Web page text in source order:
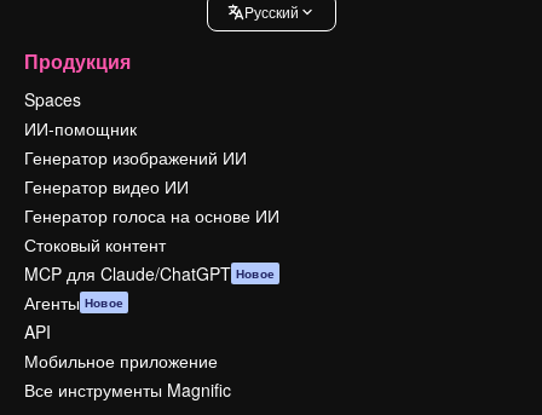
Pусский
Продукция
Spaces
ИИ-помощник
Генератор изображений ИИ
Генератор видео ИИ
Генератор голоса на основе ИИ
Стоковый контент
MCP для Claude/ChatGPT Новое
Агенты Новое
API
Мобильное приложение
Все инструменты Magnific